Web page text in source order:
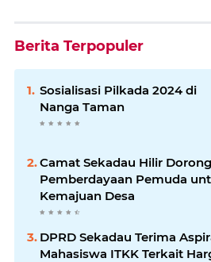
Berita Terpopuler
Sosialisasi Pilkada 2024 di
Nanga Taman
Camat Sekadau Hilir Dorong
Pemberdayaan Pemuda
Kemajuan Desa
DPRD Sekadau Terima
Mahasiswa ITKK Terkait